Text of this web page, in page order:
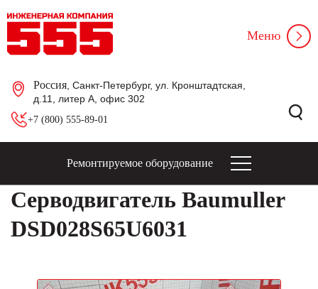
Россия , Санкт-Петербург, ул. Кронштадтская,
д.11, литер А, офис 302
+7 (800) 555-89-01
Меню
Ремонтируемое оборудование
Серводвигатель Baumuller
DSD028S65U6031